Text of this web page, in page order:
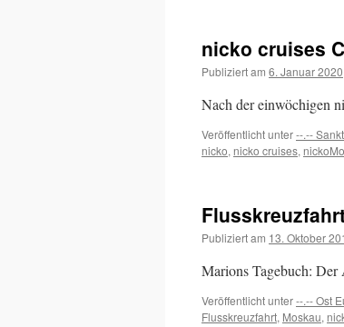
nicko cruises
Publiziert am 6. Januar 2020
Nach der einwöchigen
Veröffentlicht unter--.--
nicko, nicko cruises,
Publiziert am 13. Oktober
Marions Tagebuch: Der
Veröffentlicht unter--.-- Ost
Flusskreuzfahrt, Moskau,